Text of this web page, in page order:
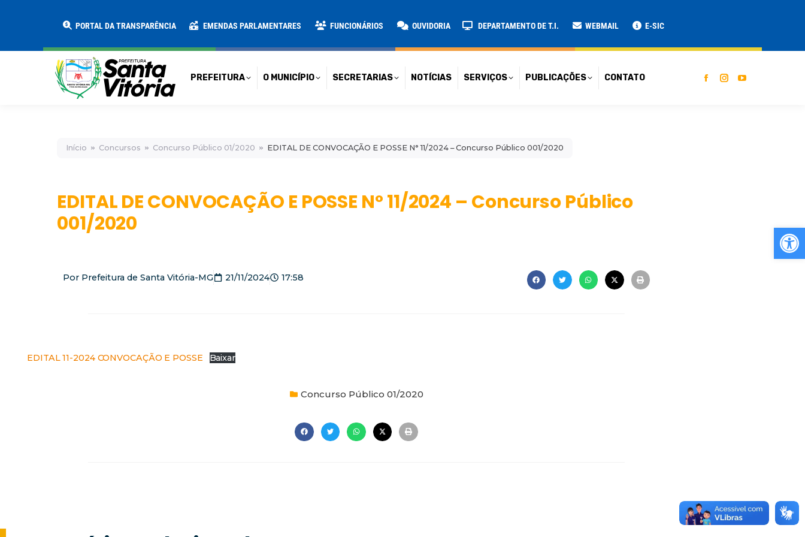
PORTAL DA TRANSPARÊNCIA EMENDAS PARLAMENTARES FUNCIONÁRIOS OUVIDORIA DEPARTAMENTO DE T.I. WEBMAIL E-SIC
PREFEITURA O MUNICÍPIO SECRETARIAS NOTÍCIAS SERVIÇOS PUBLICAÇÕES CONTATO
Início Concursos Concurso Público 01/2020 EDITAL DE CONVOCAÇÃO E POSSE N° 11/2024 – Concurso Público 001/2020
EDITAL DE CONVOCAÇÃO E POSSE N° 11/2024 – Concurso Público
001/2020
Por Prefeitura de Santa Vitória-MG 21/11/2024 17:58
EDITAL 11-2024 CONVOCAÇÃO E POSSE Baixar
Concurso Público 01/2020